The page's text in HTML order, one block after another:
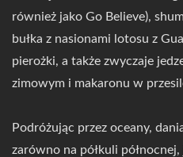
również jako Go Believe),
bułka z nasionami lotosu z
pierożki, a także zwyczaje
zimowym i makaronu w
Podróżując przez oceany,
zarówno na półkuli